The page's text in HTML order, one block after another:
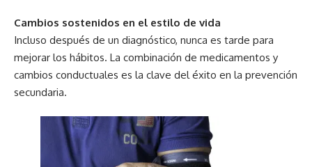
Cambios sostenidos en el estilo de vida
Incluso después de un diagnóstico, nunca es tarde para
mejorar los hábitos. La combinación de medicamentos y
cambios conductuales es la clave del éxito en la prevención
secundaria.